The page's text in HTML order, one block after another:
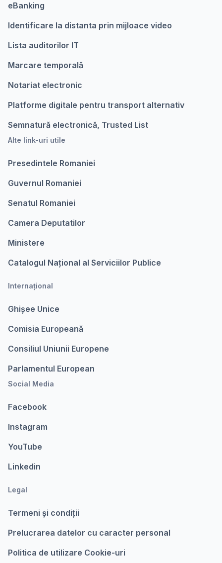
eBanking
Identificare la distanta prin mijloace video
Lista auditorilor IT
Marcare temporalǎ
Notariat electronic
Platforme digitale pentru transport alternativ
Semnatură electronică, Trusted List
Alte link-uri utile
Presedintele Romaniei
Guvernul Romaniei
Senatul Romaniei
Camera Deputatilor
Ministere
Catalogul Național al Serviciilor Publice
Internațional
Ghișee Unice
Comisia Europeanǎ
Consiliul Uniunii Europene
Parlamentul European
Social Media
Facebook
Instagram
YouTube
Linkedin
Legal
Termeni şi condiții
Prelucrarea datelor cu caracter personal
Politica de utilizare Cookie-uri